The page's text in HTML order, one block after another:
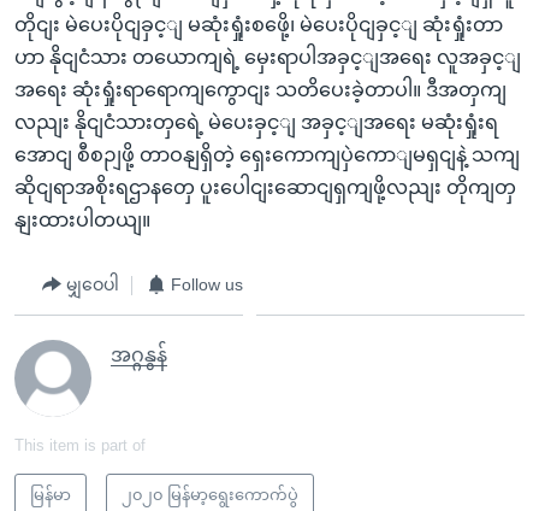
တိုငျး မဲပေးပိုငျခှင့ျ မဆုံးရှုံးစဖေို့၊ မဲပေးပိုငျခှင့ျ ဆုံးရှုံးတာ
ဟာ နိုငျငံသား တယောကျရဲ့ မှေးရာပါအခှင့ျအရေး လူအခှင့ျ
အရေး ဆုံးရှုံးရာရောကျကွောငျး သတိပေးခဲ့တာပါ။ ဒီအတှကျ
လညျး နိုငျငံသားတှရေဲ့ မဲပေးခှင့ျ အခှင့ျအရေး မဆုံးရှုံးရ
အောငျ စီစဉျဖို့ တာဝနျရှိတဲ့ ရှေးကောကျပှဲကောျမရှငျနဲ့ သကျ
ဆိုငျရာအစိုးရဌာနတှေ ပူးပေါငျးဆောငျရှကျဖို့လညျး တိုကျတှ
နျးထားပါတယျ။
မျှဝေပါ Follow us
အဂ္ဂနွန်
This item is part of
မြန်မာ ၂၀၂၀ မြန်မာ့ရွေးကောက်ပွဲ